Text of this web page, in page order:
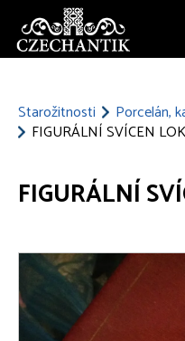
Starožitnosti Porcelán,
FIGURÁLNÍ SVÍCEN
FIGURÁLNÍ